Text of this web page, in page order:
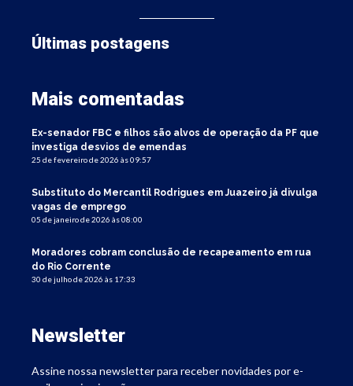
Últimas postagens
Mais comentadas
Ex-senador FBC e filhos são alvos de operação da PF que
investiga desvios de emendas
25 de fevereiro de 2026 às 09:57
Substituto do Mercantil Rodrigues em Juazeiro já divulga
vagas de emprego
05 de janeiro de 2026 às 08:00
Moradores cobram conclusão de recapeamento em rua
do Rio Corrente
30 de julho de 2026 às 17:33
Newsletter
Assine nossa newsletter para receber novidades por e-